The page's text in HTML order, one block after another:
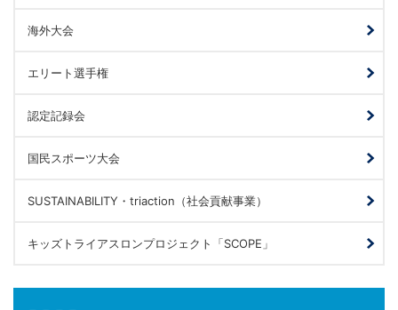
海外大会
エリート選手権
認定記録会
国民スポーツ大会
SUSTAINABILITY・triaction（社会貢献事業）
キッズトライアスロンプロジェクト「SCOPE」